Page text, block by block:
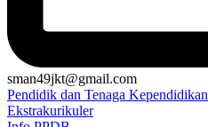
sman49jkt@gmail.com
Pendidik dan Tenaga Kependidikan
Ekstrakurikuler